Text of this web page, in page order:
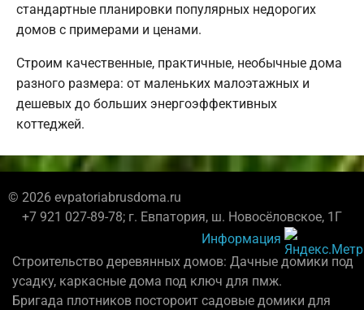
стандартные планировки популярных недорогих
домов с примерами и ценами.
Строим качественные, практичные, необычные дома
разного размера: от маленьких малоэтажных и
дешевых до больших энергоэффективных
коттеджей.
© 2026 evpatoriabrusdoma.ru
+7 921 027-89-78; г. Евпатория, ш. Новосёловское, 1Г
Информация
Строительство деревянных домов: Дачные домики под
усадку, каркасные дома под ключ для пмж.
Бригада плотников постороит садовые домики для